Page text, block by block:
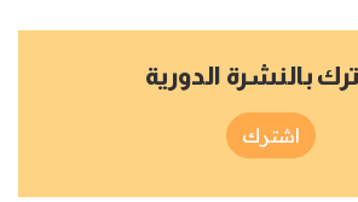
بالنشرة الدورية
اشترك